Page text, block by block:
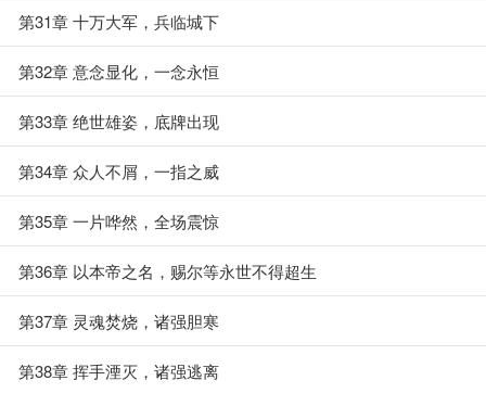
第31章 十万大军，兵临城下
第32章 意念显化，一念永恒
第33章 绝世雄姿，底牌出现
第34章 众人不屑，一指之威
第35章 一片哗然，全场震惊
第36章 以本帝之名，赐尔等永世不得超生
第37章 灵魂焚烧，诸强胆寒
第38章 挥手湮灭，诸强逃离